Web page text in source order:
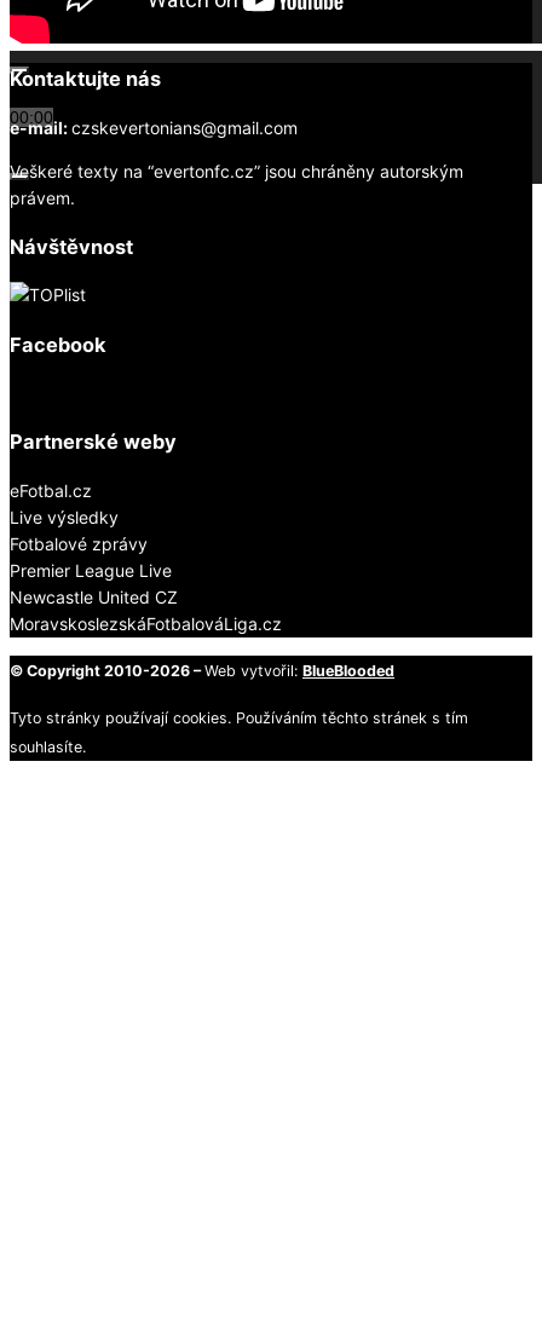
00:00
00:00
Kontaktujte nás
e-mail:czskevertonians@gmail.com
Veškeré texty na “evertonfc.cz” jsou chráněny autorským
právem.
Návštěvnost
Facebook
Partnerské weby
eFotbal.cz
Live výsledky
Fotbalové zprávy
Premier League Live
Newcastle United CZ
MoravskoslezskáFotbalováLiga.cz
© Copyright 2010-2026 – Web vytvořil: BlueBlooded
Tyto stránky používají cookies. Používáním těchto stránek s tím
souhlasíte.